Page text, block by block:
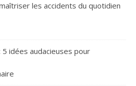
les accidents du quotidien
idées audacieuses pour